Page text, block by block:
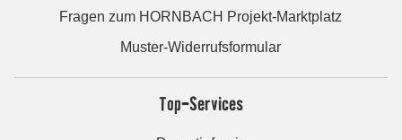
Fragen zum HORNBACH Projekt-Marktplatz
Muster-Widerrufsformular
Top-Services